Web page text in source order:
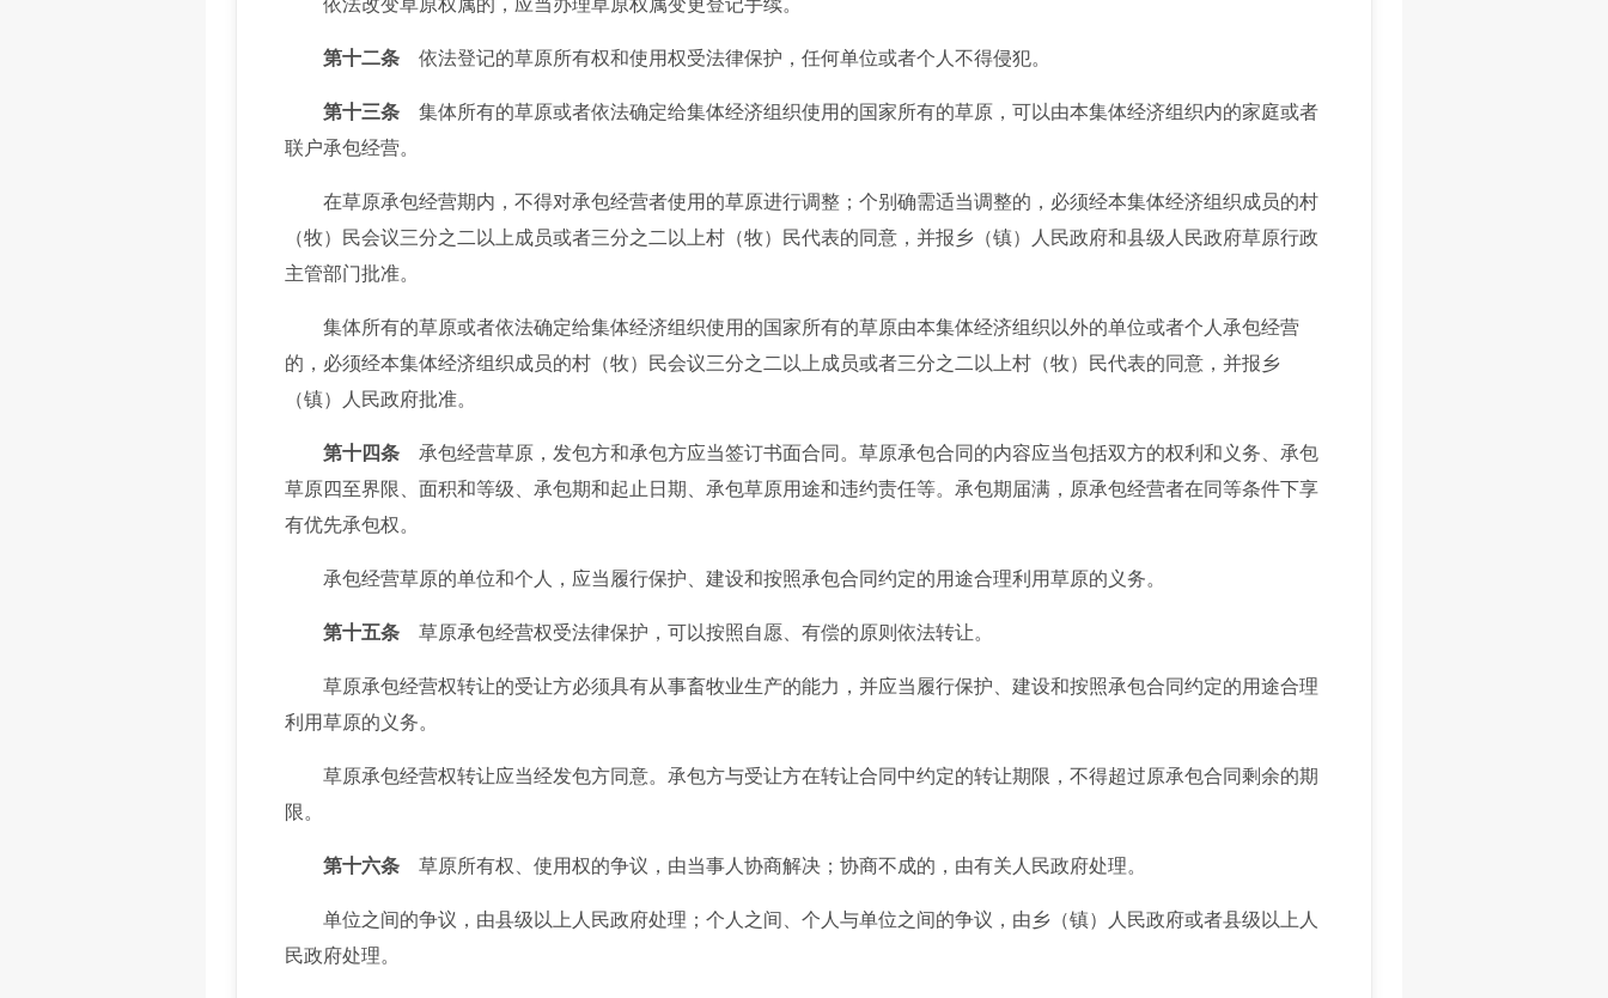
依法改变草原权属的，应当办理草原权属变更登记手续。
第十二条 依法登记的草原所有权和使用权受法律保护，任何单位或者个人不得侵犯。
第十三条 集体所有的草原或者依法确定给集体经济组织使用的国家所有的草原，可以由本集体经济组织内的家庭或者
联户承包经营。
在草原承包经营期内，不得对承包经营者使用的草原进行调整；个别确需适当调整的，必须经本集体经济组织成员的村
（牧）民会议三分之二以上成员或者三分之二以上村（牧）民代表的同意，并报乡（镇）人民政府和县级人民政府草原行政
主管部门批准。
集体所有的草原或者依法确定给集体经济组织使用的国家所有的草原由本集体经济组织以外的单位或者个人承包经营
的，必须经本集体经济组织成员的村（牧）民会议三分之二以上成员或者三分之二以上村（牧）民代表的同意，并报乡
（镇）人民政府批准。
第十四条 承包经营草原，发包方和承包方应当签订书面合同。草原承包合同的内容应当包括双方的权利和义务、承包
草原四至界限、面积和等级、承包期和起止日期、承包草原用途和违约责任等。承包期届满，原承包经营者在同等条件下享
有优先承包权。
承包经营草原的单位和个人，应当履行保护、建设和按照承包合同约定的用途合理利用草原的义务。
第十五条 草原承包经营权受法律保护，可以按照自愿、有偿的原则依法转让。
草原承包经营权转让的受让方必须具有从事畜牧业生产的能力，并应当履行保护、建设和按照承包合同约定的用途合理
利用草原的义务。
草原承包经营权转让应当经发包方同意。承包方与受让方在转让合同中约定的转让期限，不得超过原承包合同剩余的期
限。
第十六条 草原所有权、使用权的争议，由当事人协商解决；协商不成的，由有关人民政府处理。
单位之间的争议，由县级以上人民政府处理；个人之间、个人与单位之间的争议，由乡（镇）人民政府或者县级以上人
民政府处理。